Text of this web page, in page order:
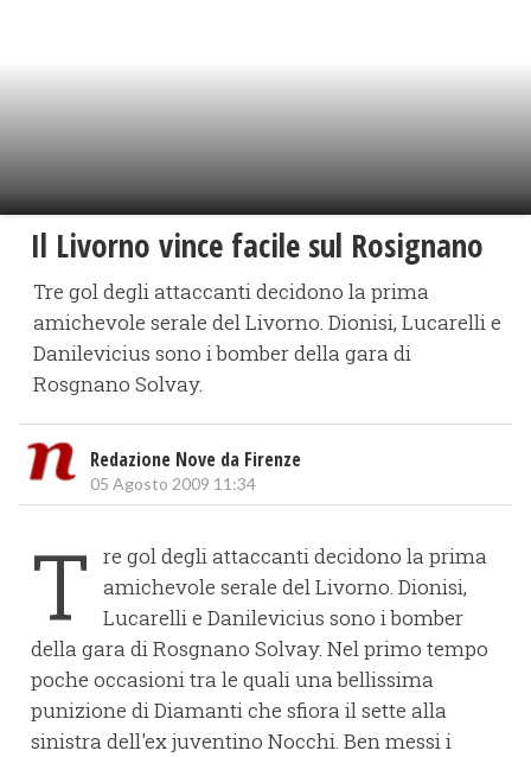
Il Livorno vince facile sul Rosignano
Tre gol degli attaccanti decidono la prima
amichevole serale del Livorno. Dionisi, Lucarelli e
Danilevicius sono i bomber della gara di
Rosgnano Solvay.
Redazione Nove da Firenze
05 Agosto 2009 11:34
T
re gol degli attaccanti decidono la prima
amichevole serale del Livorno. Dionisi,
Lucarelli e Danilevicius sono i bomber
della gara di Rosgnano Solvay. Nel primo tempo
poche occasioni tra le quali una bellissima
punizione di Diamanti che sfiora il sette alla
sinistra dell'ex juventino Nocchi. Ben messi i